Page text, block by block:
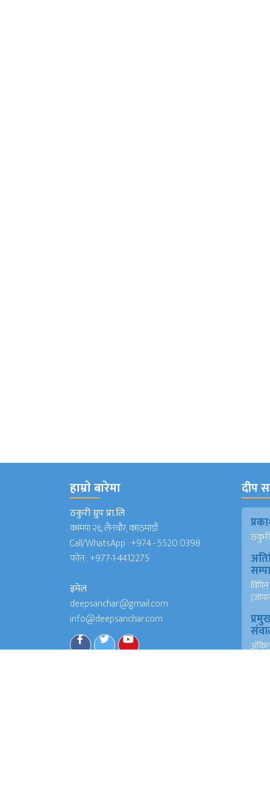
हाम्राे बारेमा
ठकुरी ग्रुप प्रा.लि
कामपा २६, लैनचौर, काठमाडौं
Call/WhatsApp :+974 - 5520 0398
फोन :+977-1-4412275
इमेल
deepsanchar@gmail.com
info@deepsanchar.com
दीप
ठकुरी